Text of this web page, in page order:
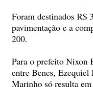
Foram destinados R$
pavimentação e a
200.
Para o prefeito Nixon
entre Benes,
Marinho só resulta